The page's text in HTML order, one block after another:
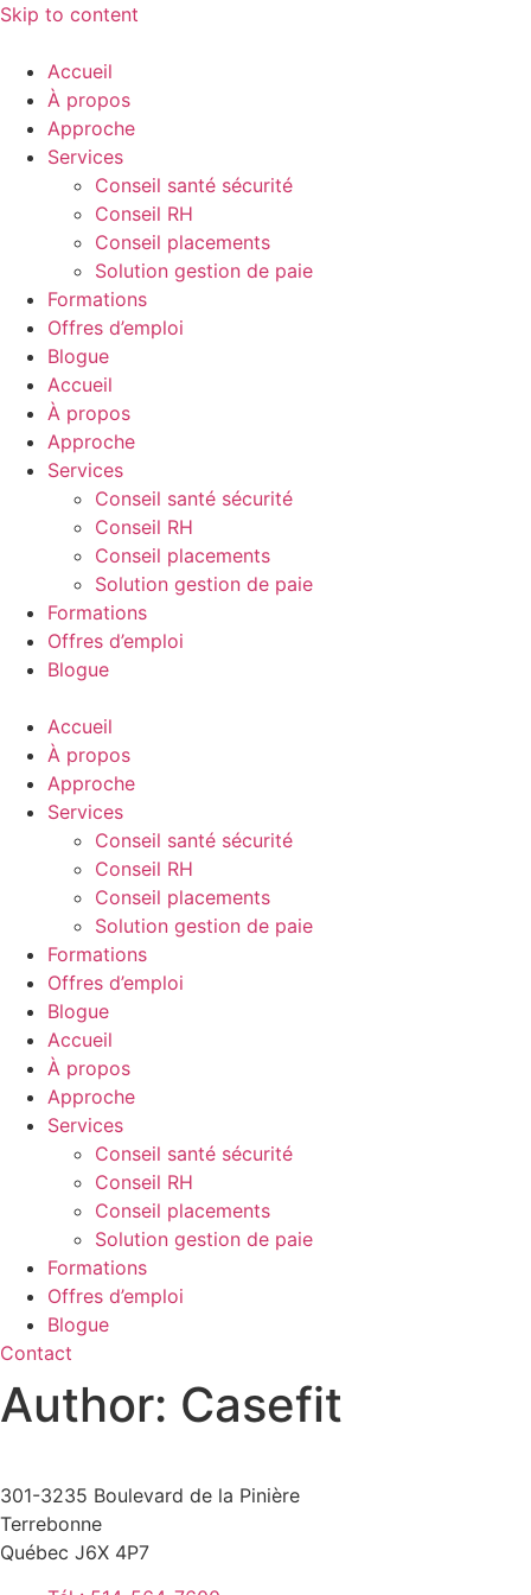
Skip to content
Accueil
À propos
Approche
Services
Conseil santé sécurité
Conseil RH
Conseil placements
Solution gestion de paie
Formations
Offres d’emploi
Blogue
Accueil
À propos
Approche
Services
Conseil santé sécurité
Conseil RH
Conseil placements
Solution gestion de paie
Formations
Offres d’emploi
Blogue
Accueil
À propos
Approche
Services
Conseil santé sécurité
Conseil RH
Conseil placements
Solution gestion de paie
Formations
Offres d’emploi
Blogue
Accueil
À propos
Approche
Services
Conseil santé sécurité
Conseil RH
Conseil placements
Solution gestion de paie
Formations
Offres d’emploi
Blogue
Contact
Author: Casefit
301-3235 Boulevard de la Pinière
Terrebonne
Québec J6X 4P7